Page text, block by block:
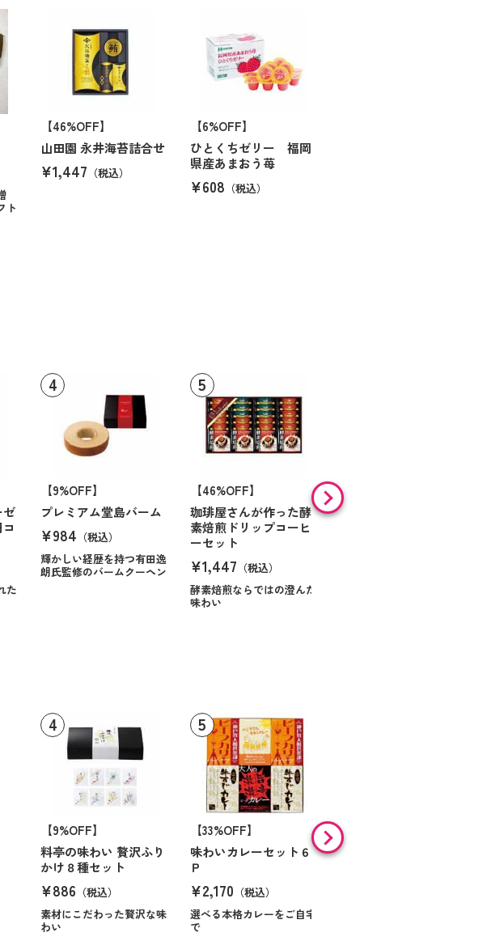
ト
【46%OFF】
山田園 永井海苔詰合せ
¥1,447 （税込）
【6%OFF】
ひとくちゼリー 福岡
県産あまおう苺
¥608 （税込）
ゼ
た
【9%OFF】
プレミアム堂島バーム
¥984 （税込）
輝かしい経歴を持つ有田逸
朗氏監修のバームクーヘン
【46%OFF】
珈琲屋さんが作った酵
素焙煎ドリップコーヒ
ーセット
¥1,447 （税込）
酵素焙煎ならではの澄んだ
味わい
【9%OFF】
アラン・ド・パリ ショ
【9%OFF】
料亭の味わい 贅沢ふり
かけ８種セット
¥886 （税込）
素材にこだわった贅沢な味
わい
【33%OFF】
味わいカレーセット６
Ｐ
¥2,170 （税込）
選べる本格カレーをご自宅
で
【9%OFF】
味の素 「クノールＲ」